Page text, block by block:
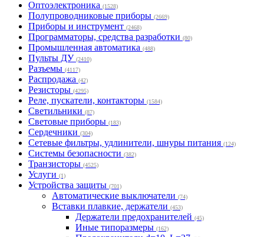
Оптоэлектроника (1528)
Полупроводниковые приборы (2669)
Приборы и инструмент (2468)
Программаторы, средства разработки (80)
Промышленная автоматика (488)
Пульты ДУ (2410)
Разъемы (4117)
Распродажа (42)
Резисторы (4295)
Реле, пускатели, контакторы (1584)
Светильники (87)
Световые приборы (183)
Сердечники (304)
Сетевые фильтры, удлинители, шнуры питания (124)
Системы безопасности (382)
Транзисторы (4525)
Услуги (1)
Устройства защиты (701)
Автоматические выключатели (74)
Вставки плавкие, держатели (453)
Держатели предохранителей (45)
Иные типоразмеры (162)